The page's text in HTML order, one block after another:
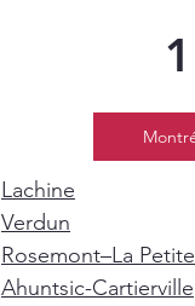
1
Lachine
Verdun
Rosemont–La
Ahuntsic-Cartierville